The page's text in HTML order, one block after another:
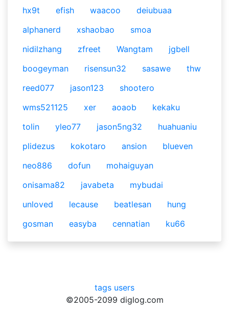
hx9t
efish waacoo
deiubuaa
alphanerd
xshaobao
smoa
nidilzhang
zfreet Wangtam
jgbell
boogeyman
risensun32 sasawe
thw
reed077
jason123
shootero
wms521125
xer aoaob
kekaku
tolin
yleo77 jason5ng32
huahuaniu
plidezus
kokotaro ansion
blueven
neo886
dofun
mohaiguyan
onisama82
javabeta
mybudai
unloved
lecause beatlesan
hung
gosman
easyba cennatian ku66
tags users
©2005-2099 diglog.com